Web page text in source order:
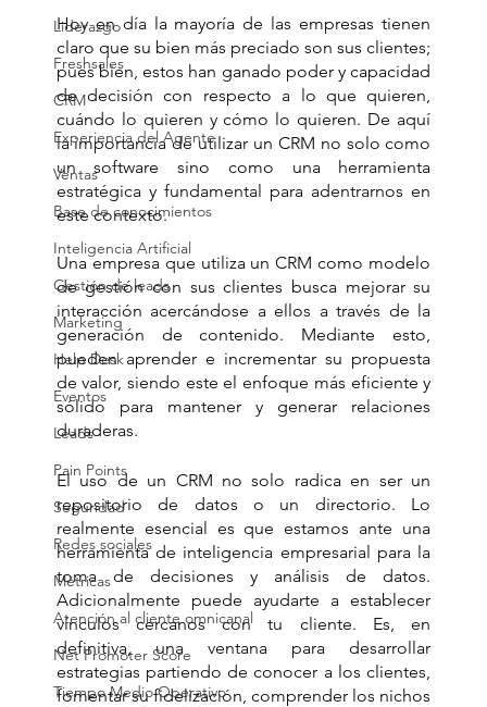
Liderazgo
Freshsales
CRM
Experiencia del Agente
Ventas
Base de conocimientos
Inteligencia Artificial
Gestión de leads
Marketing
Help Desk
Eventos
Leads
Pain Points
Seguridad
Redes sociales
Métricas
Atención al cliente omnicanal
Net Promoter Score
Tiempo Medio Operativo
Hoy en día la mayoría de las empresas tienen
claro que su bien más preciado son sus clientes;
pues bien, estos han ganado poder y capacidad
de decisión con respecto a lo que quieren,
cuándo lo quieren y cómo lo quieren. De aquí
la importancia de utilizar un CRM no solo como
un software sino como una herramienta
estratégica y fundamental para adentrarnos en
este contexto.
Una empresa que utiliza un CRM como modelo
de gestión con sus clientes busca mejorar su
interacción acercándose a ellos a través de la
generación de contenido. Mediante esto,
pueden aprender e incrementar su propuesta
de valor, siendo este el enfoque más eficiente y
sólido para mantener y generar relaciones
duraderas.
El uso de un CRM no solo radica en ser un
repositorio de datos o un directorio. Lo
realmente esencial es que estamos ante una
herramienta de inteligencia empresarial para la
toma de decisiones y análisis de datos.
Adicionalmente puede ayudarte a establecer
vínculos cercanos con tu cliente. Es, en
definitiva, una ventana para desarrollar
estrategias partiendo de conocer a los clientes,
fomentar su fidelización, comprender los nichos